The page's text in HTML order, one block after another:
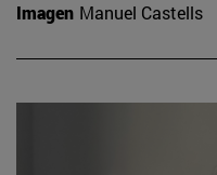
Imagen Manuel Castells